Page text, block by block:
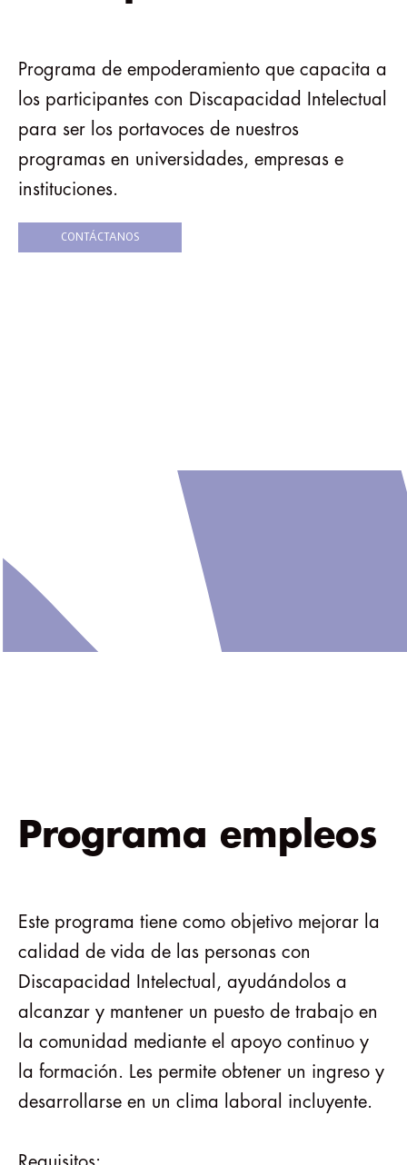
Programa de empoderamiento que capacita a
los participantes con Discapacidad Intelectual
para ser los portavoces de nuestros
programas en universidades, empresas e
instituciones.
CONTÁCTANOS
Programa empleos
Este programa tiene como objetivo mejorar la
calidad de vida de las personas con
Discapacidad Intelectual, ayudándolos a
alcanzar y mantener un puesto de trabajo en
la comunidad mediante el apoyo continuo y
la formación. Les permite obtener un ingreso y
desarrollarse en un clima laboral incluyente.